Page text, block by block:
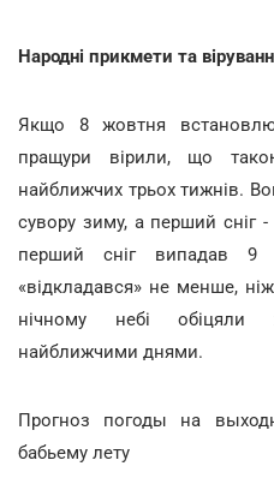
Народні прикмети та
Якщо 8 жовтня
пращури вірили, що
найближчих трьох тижнів.
сувору зиму, а перший сніг
перший сніг випадав 9
«відкладався» не менше,
нічному небі обіцяли
найближчими днями.
Прогноз погоды на
бабьему лету